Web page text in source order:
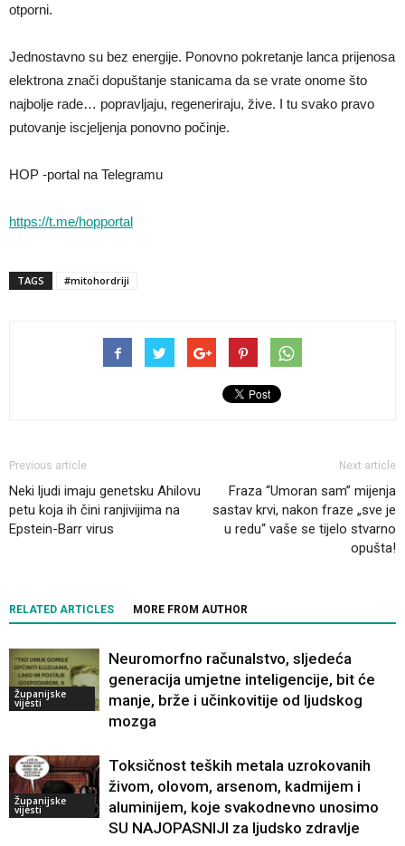
otporni.
Jednostavno su bez energije. Ponovno pokretanje lanca prijenosa
elektrona znači dopuštanje stanicama da se vrate onome što
najbolje rade… popravljaju, regeneriraju, žive. I tu svako pravo
putovanje iscjeljenja ponovno počinje.
HOP -portal na Telegramu
https://t.me/hopportal
TAGS #mitohordriji
Previous article
Neki ljudi imaju genetsku Ahilovu
petu koja ih čini ranjivijima na
Epstein-Barr virus
Next article
Fraza “Umoran sam” mijenja
sastav krvi, nakon fraze „sve je
u redu“ vaše se tijelo stvarno
opušta!
RELATED ARTICLES MORE FROM AUTHOR
Županijske
vijesti
Neuromorfno računalstvo, sljedeća
generacija umjetne inteligencije, bit će
manje, brže i učinkovitije od ljudskog
mozga
Županijske
vijesti
Toksičnost teških metala uzrokovanih
živom, olovom, arsenom, kadmijem i
aluminijem, koje svakodnevno unosimo
SU NAJOPASNIJI za ljudsko zdravlje